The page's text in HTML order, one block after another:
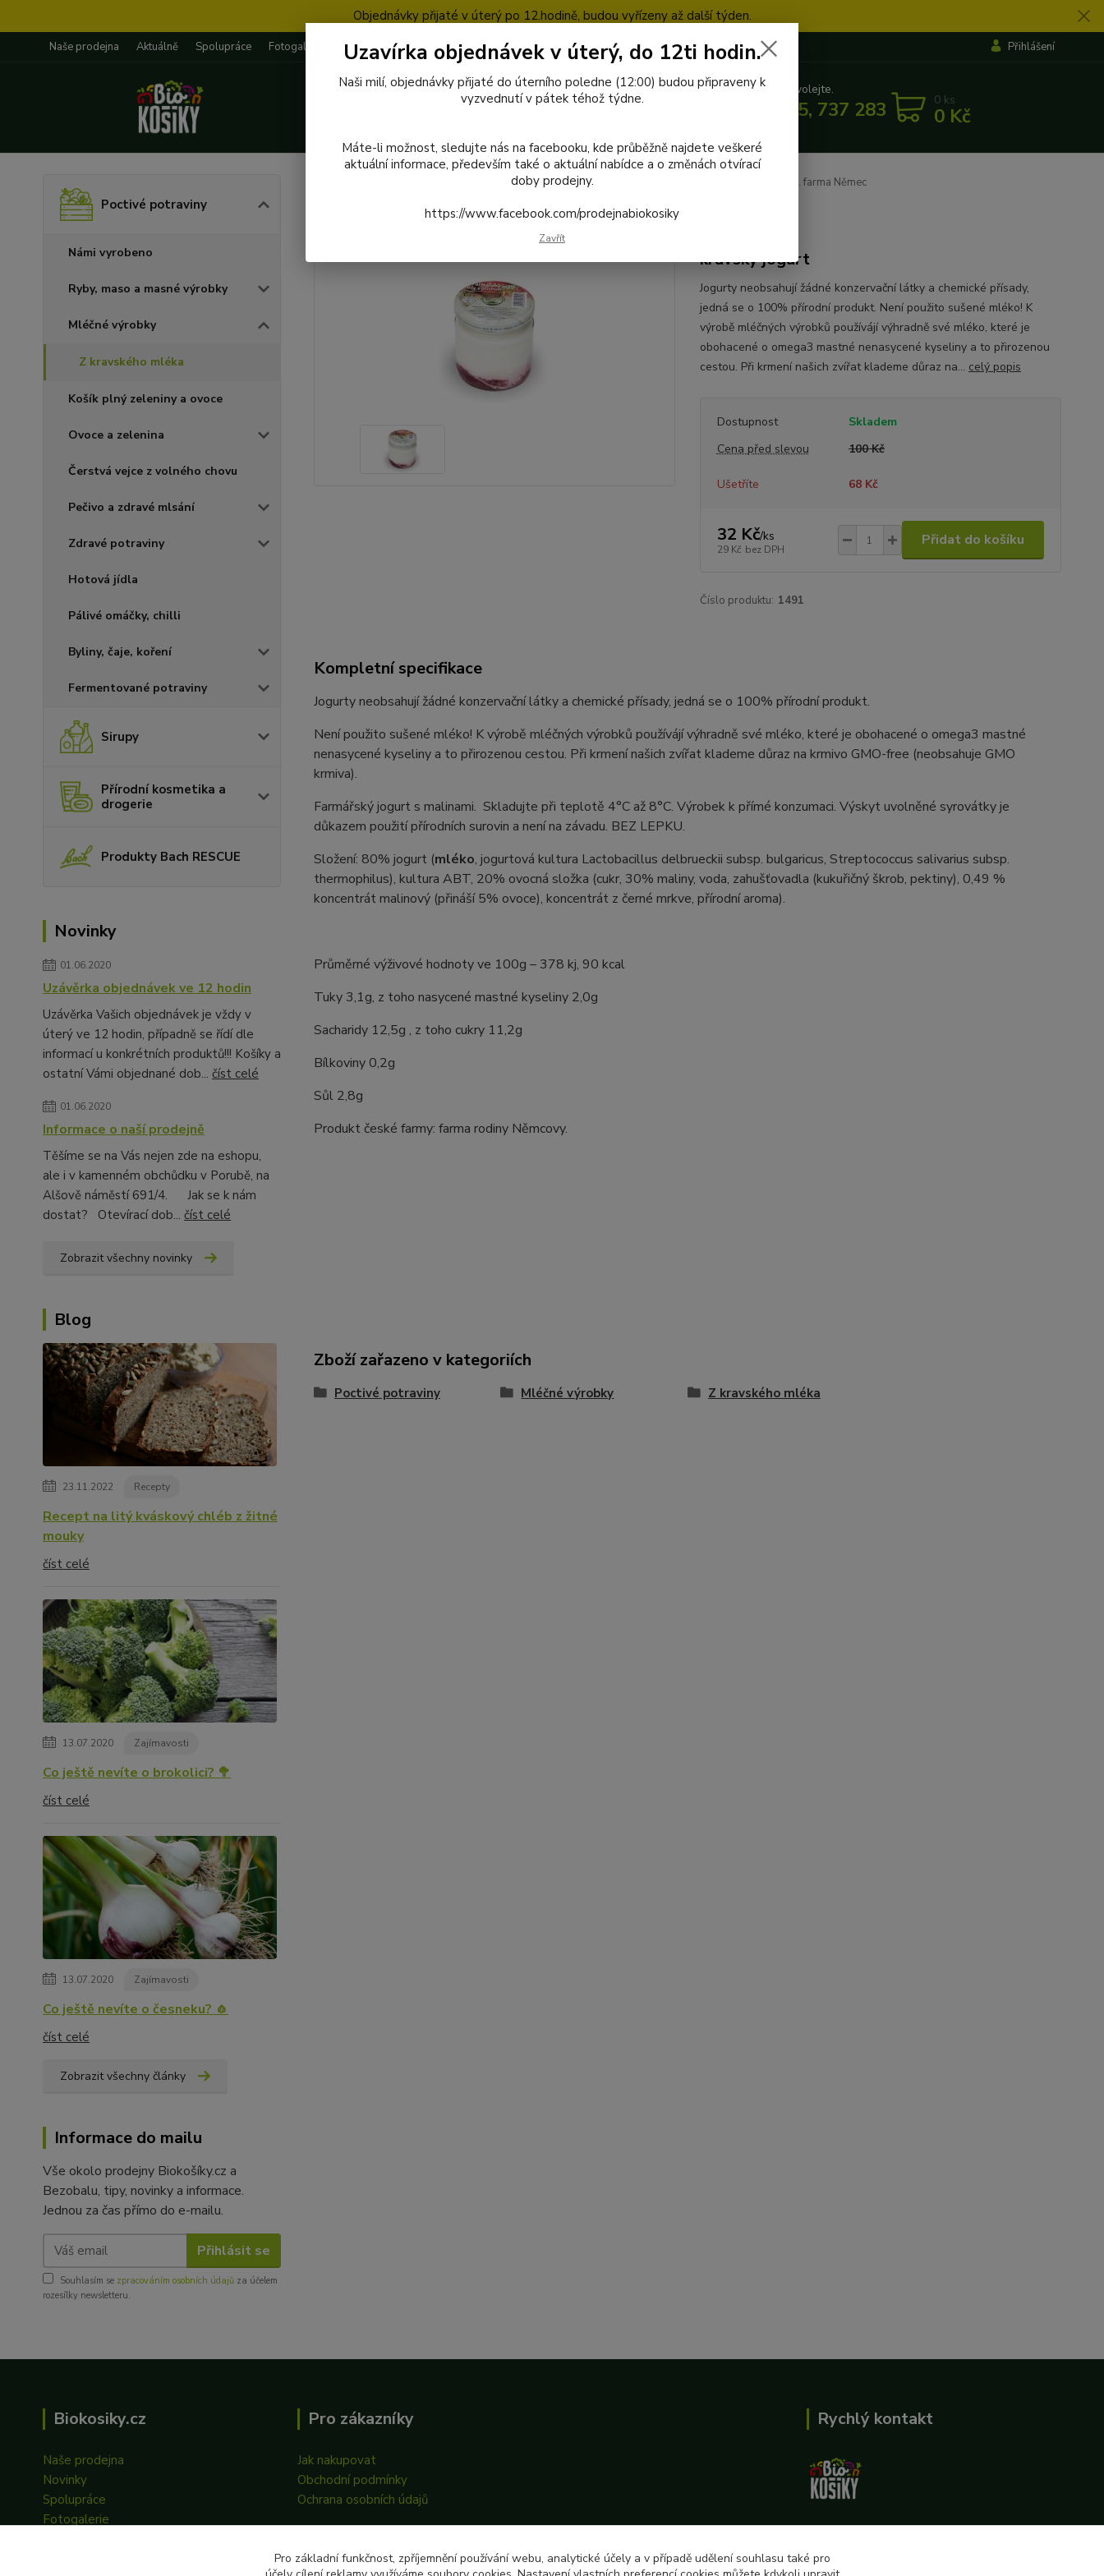
Objednávky přijaté v úterý po 12.hodině, budou vyřízeny až další týden.
Naše prodejna Aktuálně Spolupráce Fotogalerie Recepty Blog Přihlášení
Hledat
Nevíte si rady? Zavolejte.
727 862 655, 737 283 505 0 ks
0 Kč
Poctivé potraviny
Námi vyrobeno
Ryby, maso a masné výrobky
Mléčné výrobky
Z kravského mléka
Košík plný zeleniny a ovoce
Ovoce a zelenina
Čerstvá vejce z volného chovu
Pečivo a zdravé mlsání
Zdravé potraviny
Hotová jídla
Pálivé omáčky, chilli
Byliny, čaje, koření
Fermentované potraviny
Sirupy
Přírodní kosmetika a
drogerie
Produkty Bach RESCUE
Novinky
01.06.2020
Uzávěrka objednávek ve 12 hodin
Uzávěrka Vašich objednávek je vždy v
úterý ve 12 hodin, případně se řídí dle
informací u konkrétních produktů!!! Košíky a
ostatní Vámi objednané dob... číst celé
01.06.2020
Informace o naší prodejně
Těšíme se na Vás nejen zde na eshopu,
ale i v kamenném obchůdku v Porubě, na
Alšově náměstí 691/4. Jak se k nám
dostat? Otevírací dob... číst celé
Zobrazit všechny novinky
Blog
23.11.2022 Recepty
Recept na litý kváskový chléb z žitné
mouky
číst celé
13.07.2020 Zajímavosti
Co ještě nevíte o brokolici? 🥦
číst celé
13.07.2020 Zajímavosti
Co ještě nevíte o česneku? 🧄
číst celé
Zobrazit všechny články
Informace do mailu
Vše okolo prodejny Biokošíky.cz a
Bezobalu, tipy, novinky a informace.
Jednou za čas přímo do e-mailu.
Přihlásit se
Souhlasím se zpracováním osobních údajů za účelem
rozesílky newsletteru.
Mléčné výrobky Z kravského mléka 011 Jogurt malina 150 g. farma Němec
011 Jogurt malina 150 g. farma Němec
kravský jogurt
Jogurty neobsahují žádné konzervační látky a chemické přísady,
jedná se o 100% přírodní produkt. Není použito sušené mléko! K
výrobě mléčných výrobků používájí výhradně své mléko, které je
obohacené o omega3 mastné nenasycené kyseliny a to přirozenou
cestou. Při krmení našich zvířat klademe důraz na... celý popis
Dostupnost
Skladem
Cena před slevou
100 Kč
Ušetříte 68 Kč
32 Kč/ks
29 Kč bez DPH
Přidat do košíku
Číslo produktu: 1491
Kompletní specifikace
Jogurty neobsahují žádné konzervační látky a chemické přísady, jedná se o 100% přírodní produkt.
Není použito sušené mléko! K výrobě mléčných výrobků používájí výhradně své mléko, které je obohacené o omega3 mastné
nenasycené kyseliny a to přirozenou cestou. Při krmení našich zvířat klademe důraz na krmivo GMO-free (neobsahuje GMO
krmiva).
Farmářský jogurt s malinami. Skladujte při teplotě 4°C až 8°C. Výrobek k přímé konzumaci. Výskyt uvolněné syrovátky je
důkazem použití přírodních surovin a není na závadu. BEZ LEPKU.
Složení: 80% jogurt (mléko, jogurtová kultura Lactobacillus delbrueckii subsp. bulgaricus, Streptococcus salivarius subsp.
thermophilus), kultura ABT, 20% ovocná složka (cukr, 30% maliny, voda, zahušťovadla (kukuřičný škrob, pektiny), 0,49 %
koncentrát malinový (přináší 5% ovoce), koncentrát z černé mrkve, přírodní aroma).
Průměrné výživové hodnoty ve 100g – 378 kj, 90 kcal
Tuky 3,1g, z toho nasycené mastné kyseliny 2,0g
Sacharidy 12,5g , z toho cukry 11,2g
Bílkoviny 0,2g
Sůl 2,8g
Produkt české farmy: farma rodiny Němcovy.
Zboží zařazeno v kategoriích
Poctivé potraviny Mléčné výrobky Z kravského mléka
Biokosiky.cz
Naše prodejna
Novinky
Spolupráce
Fotogalerie
Pro zákazníky
Jak nakupovat
Obchodní podmínky
Ochrana osobních údajů
Rychlý kontakt
727 862 655, 737 283 505
8:00-15:30
Uzavírka objednávek v úterý, do 12ti hodin.
Naši milí, objednávky přijaté do úterního poledne (12:00) budou připraveny k
vyzvednutí v pátek téhož týdne.
Máte-li možnost, sledujte nás na facebooku, kde průběžně najdete veškeré
aktuální informace, především také o aktuální nabídce a o změnách otvírací
doby prodejny.
https://www.facebook.com/prodejnabiokosiky
Zavřít
Pro základní funkčnost, zpříjemnění používání webu, analytické účely a v případě udělení souhlasu také pro